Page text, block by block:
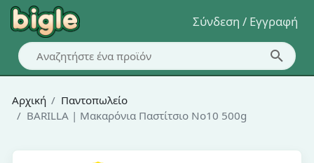
Σύνδεση / Εγγραφή
Αρχική
Παντοπωλείο
BARILLA | Μακαρόνια Παστίτσιο Νο10 500g